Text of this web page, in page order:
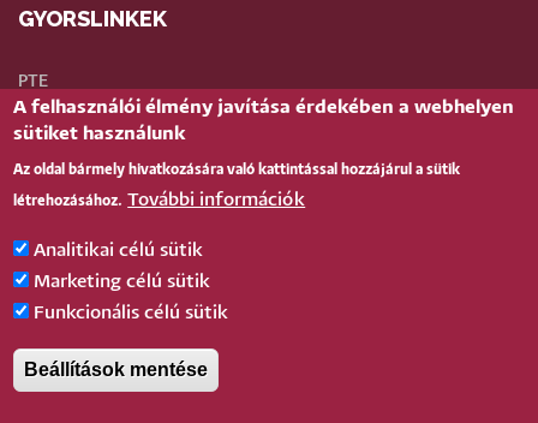
GYORSLINKEK
PTE
Neptun
Telefonkönyv
Teams
TÉR(oktatói)
BELÉPÉS
Bejelentkezés
Pécsi Tudományegyetem |
A felhasználói élmény javítása érdekében a webhelyen
sütiket használunk
Az oldal bármely hivatkozására való kattintással hozzájárul a sütik
létrehozásához. További információk
Analitikai célú sütik
Marketing célú sütik
Funkcionális célú sütik
Beállítások mentése